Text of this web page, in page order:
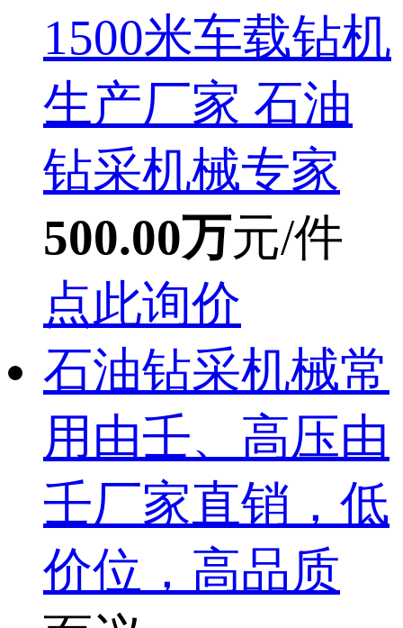
1500米车载钻机
生产厂家 石油
钻采机械专家
500.00万元/件
点此询价
石油钻采机械常
用由壬、高压由
壬厂家直销，低
价位，高品质